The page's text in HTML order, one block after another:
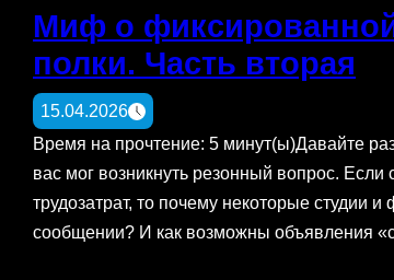
Миф о
полки. Часть вторая
15.04.2026
Время на прочтение: 5 минут(ы)Давайте
вас мог возникнуть резонный вопрос.
трудозатрат, то почему некоторые
сообщении? И как возможны объявления